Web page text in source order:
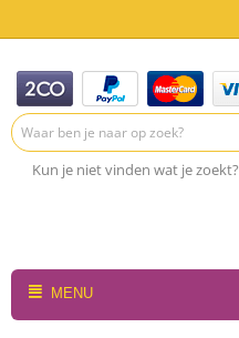
Kun je niet vinden wat je
MENU